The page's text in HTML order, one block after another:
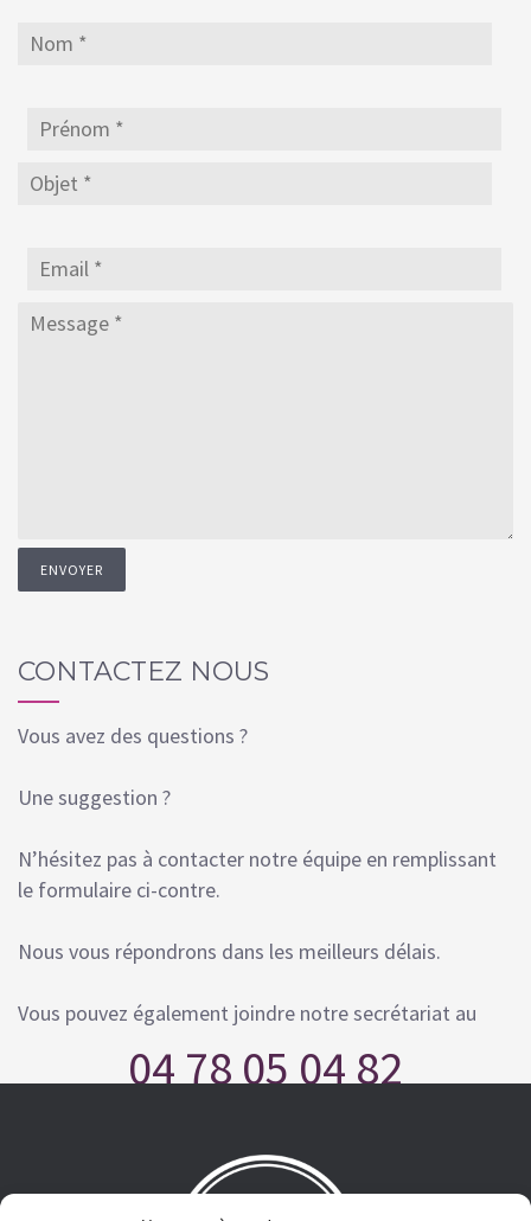
CONTACTEZ NOUS
Vous avez des questions ?
Une suggestion ?
N’hésitez pas à contacter notre équipe en remplissant
le formulaire ci-contre.
Nous vous répondrons dans les meilleurs délais.
Vous pouvez également joindre notre secrétariat au
04 78 05 04 82